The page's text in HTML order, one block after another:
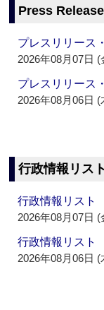
Press
プレスリリース
2026年08月07日 (
プレスリリース
2026年08月06日 (
行政情報リスト
行政情報リス
2026年08月07日 (
行政情報リス
2026年08月06日 (